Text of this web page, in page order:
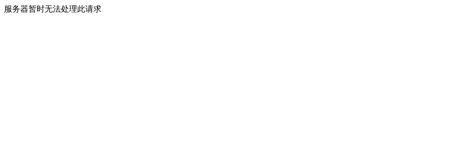
服务器暂时无法处理此请求